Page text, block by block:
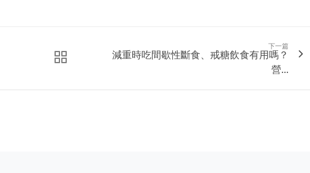
下一篇
減重時吃間歇性斷食、戒糖飲食有用嗎？
營...